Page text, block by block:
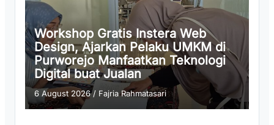
Workshop Gratis Instera Web
Design, Ajarkan Pelaku UMKM di
Purworejo Manfaatkan Teknologi
Digital buat Jualan
6 August 2026/ Fajria Rahmatasari